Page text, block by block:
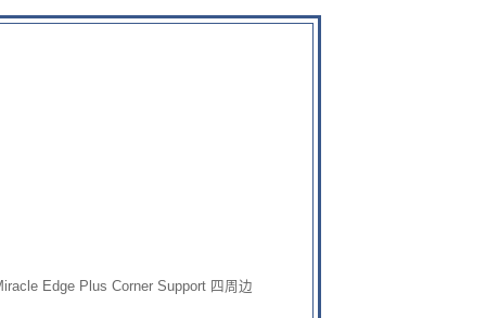
Edge Plus Corner Support 四周边